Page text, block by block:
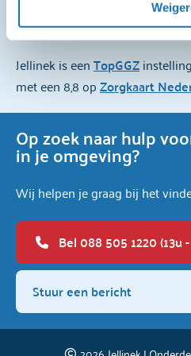
cookiebeleid en de
Jellinek is eenTopGGZ
met een 8,8 opZorgkaart
Op zoek naar hulp
in je omgeving?
Wij helpen je graag bij het
Bel 088 505 1220 (13u
Stuur een bericht